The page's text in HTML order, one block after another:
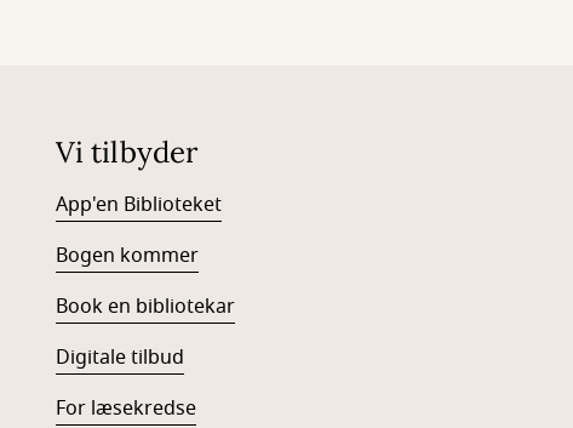
Vi tilbyder
App'en Biblioteket
Bogen kommer
Book en bibliotekar
Digitale tilbud
For læsekredse